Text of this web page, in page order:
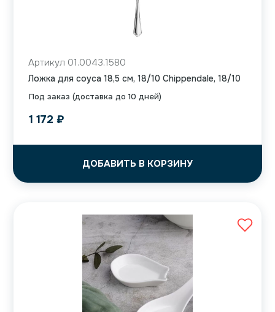
Под заказ (доставка до 10 дней)
Артикул 01.0043.1580
Ложка для соуса 18,5 см, 18/10 Chippendale, 18/10
1 172 ₽
ДОБАВИТЬ В КОРЗИНУ